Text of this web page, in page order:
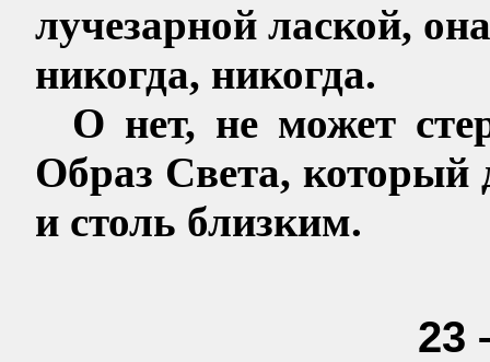
лучезарной лаской,
никогда, никогда.
О нет, не может
Образ Света, который
и столь близким.
23